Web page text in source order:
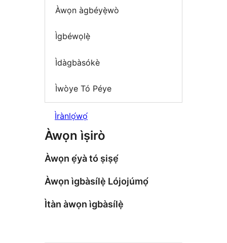
Àwọn àgbéyẹ̀wò
Ìgbéwọlẹ̀
Ìdàgbàsókè
Ìwòye Tó Péye
Ìrànlọ́wọ́
Àwọn ìṣirò
Àwọn ẹ́yà tó ṣiṣẹ́
Àwọn ìgbàsílẹ̀ Lójojúmọ́
Ìtàn àwọn ìgbàsílẹ̀